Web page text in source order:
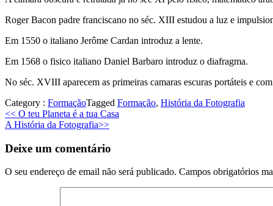
Roger Bacon padre franciscano no séc. XIII estudou a luz e
Em 1550 o italiano Jerôme Cardan introduz a lente.
Em 1568 o fisico italiano Daniel Barbaro introduz o diafragma.
No séc. XVIII aparecem as primeiras camaras escuras portáteis e
Category : FormaçãoTagged Formação, História da Fotografia
<< Previous
post:
O teu Planeta é a tua Casa
Next
A História da Fotografia>>
Deixe um comentário
O seu endereço de email não será publicado. Campos obrigatórios